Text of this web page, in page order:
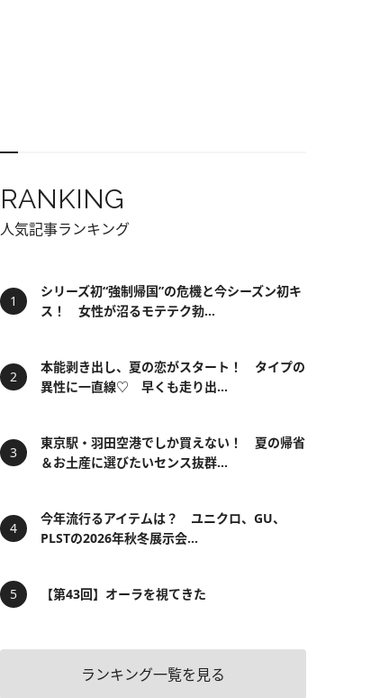
RANKING
人気記事ランキング
シリーズ初“強制帰国”の危機と今シーズン初キ
ス！ 女性が沼るモテテク勃...
本能剥き出し、夏の恋がスタート！ タイプの
異性に一直線♡ 早くも走り出...
東京駅・羽田空港でしか買えない！ 夏の帰省
＆お土産に選びたいセンス抜群...
今年流行るアイテムは？ ユニクロ、GU、
PLSTの2026年秋冬展示会...
【第43回】オーラを視てきた
ランキング一覧を見る